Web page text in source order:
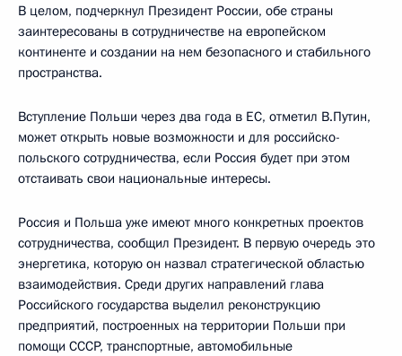
В целом, подчеркнул Президент России, обе страны
заинтересованы в сотрудничестве на европейском
континенте и создании на нем безопасного и стабильного
пространства.
Вступление Польши через два года в ЕС, отметил В.Путин,
может открыть новые возможности и для российско-
польского сотрудничества, если Россия будет при этом
отстаивать свои национальные интересы.
Россия и Польша уже имеют много конкретных проектов
сотрудничества, сообщил Президент. В первую очередь это
энергетика, которую он назвал стратегической областью
взаимодействия. Среди других направлений глава
Российского государства выделил реконструкцию
предприятий, построенных на территории Польши при
помощи СССР, транспортные, автомобильные